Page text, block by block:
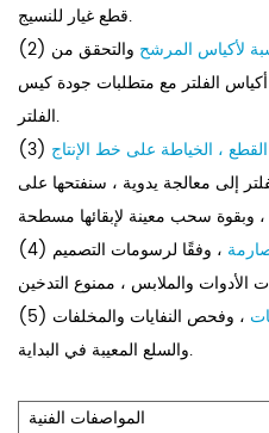
قطع غيار للنسيج.
لأكياس المرشح والتحقق من
الفلتر مع متطلبات جودة كيس
الفلتر.
، الخياطة على خط الإنتاج
إلى معالجة يدوية ، سنفتحها على
، وفقًا لرسومات التصميم
، وفحص النفايات والمخلفات
والسلع المعيبة في البداية.
المواصفات الفنية